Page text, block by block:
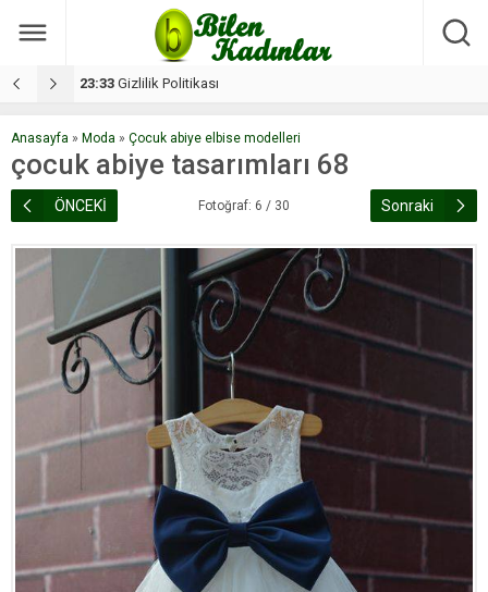
17:08 Dilan, düğününe 5 gün kala hayatını kaybetti
Anasayfa » Moda » Çocuk abiye elbise modelleri
çocuk abiye tasarımları 68
ÖNCEKİ Fotoğraf: 6 / 30 Sonraki